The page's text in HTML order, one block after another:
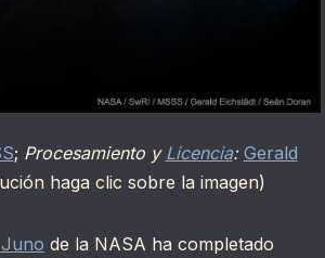
; Procesamiento y Licencia: Gerald
haga clic sobre la imagen)
de la NASA ha completado